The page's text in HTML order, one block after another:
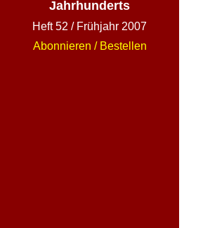
Jahrhunderts
Heft52 / Frühjahr 2007
Abonnieren / Bestellen